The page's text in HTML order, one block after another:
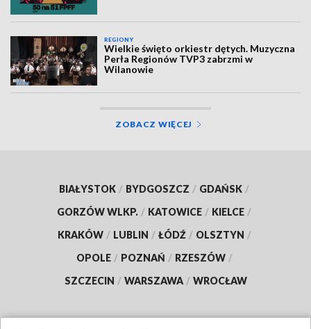
REGIONY
Wielkie święto orkiestr dętych. Muzyczna
Perła Regionów TVP3 zabrzmi w
Wilanowie
ZOBACZ WIĘCEJ
BIAŁYSTOK / BYDGOSZCZ / GDAŃSK /
GORZÓW WLKP. / KATOWICE / KIELCE /
KRAKÓW / LUBLIN / ŁÓDŹ / OLSZTYN /
OPOLE / POZNAŃ / RZESZÓW /
SZCZECIN / WARSZAWA / WROCŁAW